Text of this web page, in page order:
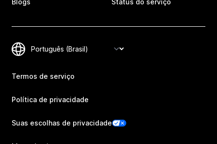
Termos de serviço
Política de privacidade
Suas escolhas de privacidade